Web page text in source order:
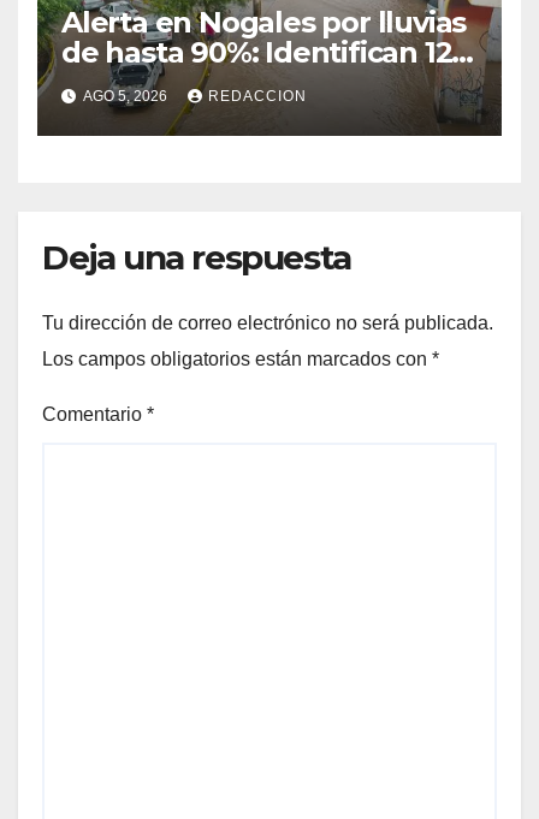
Alerta en Nogales por lluvias
de hasta 90%: Identifican 12
vialidades con alto riesgo de
arroyos e inundaciones
AGO 5, 2026 REDACCION
Deja una respuesta
Tu dirección de correo electrónico no será publicada.
Los campos obligatorios están marcados con *
Comentario *